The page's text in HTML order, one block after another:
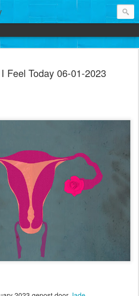
Feel Today 06-01-2023